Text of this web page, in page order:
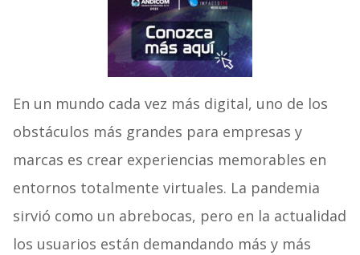
En un mundo cada vez más digital, uno de los
obstáculos más grandes para empresas y
marcas es crear experiencias memorables en
entornos totalmente virtuales. La pandemia
sirvió como un abrebocas, pero en la actualidad
los usuarios están demandando más y más